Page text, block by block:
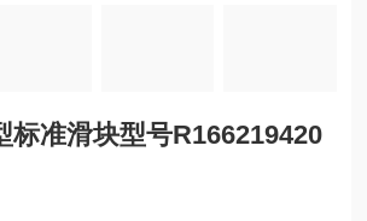
标准滑块型号R166219420